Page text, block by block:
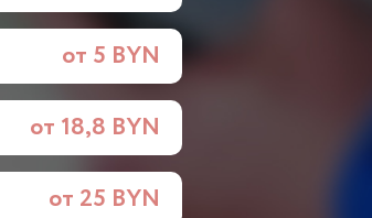
от 5 BYN
от 18,8 BYN
от 25 BYN